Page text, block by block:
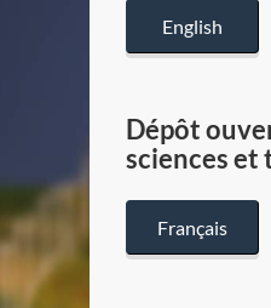
English
Dépôt
sciences et
Français